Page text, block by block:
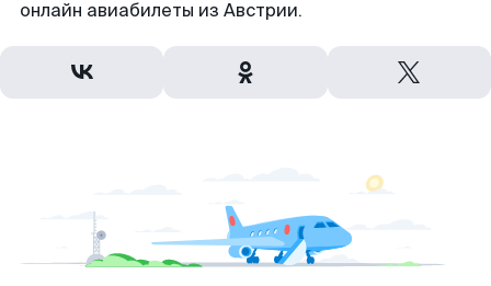
онлайн авиабилеты из Австрии.